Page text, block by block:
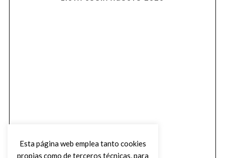
Esta página web emplea tanto cookies
propias como de terceros técnicas, para